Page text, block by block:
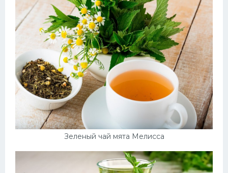
Зеленый чай мята Мелисса